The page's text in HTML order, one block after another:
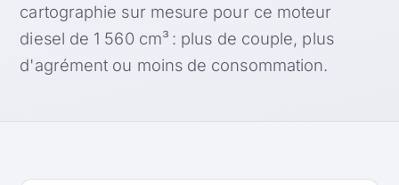
cartographie sur mesure pour ce moteur
diesel de 1 560 cm³ : plus de couple, plus
d'agrément ou moins de consommation.